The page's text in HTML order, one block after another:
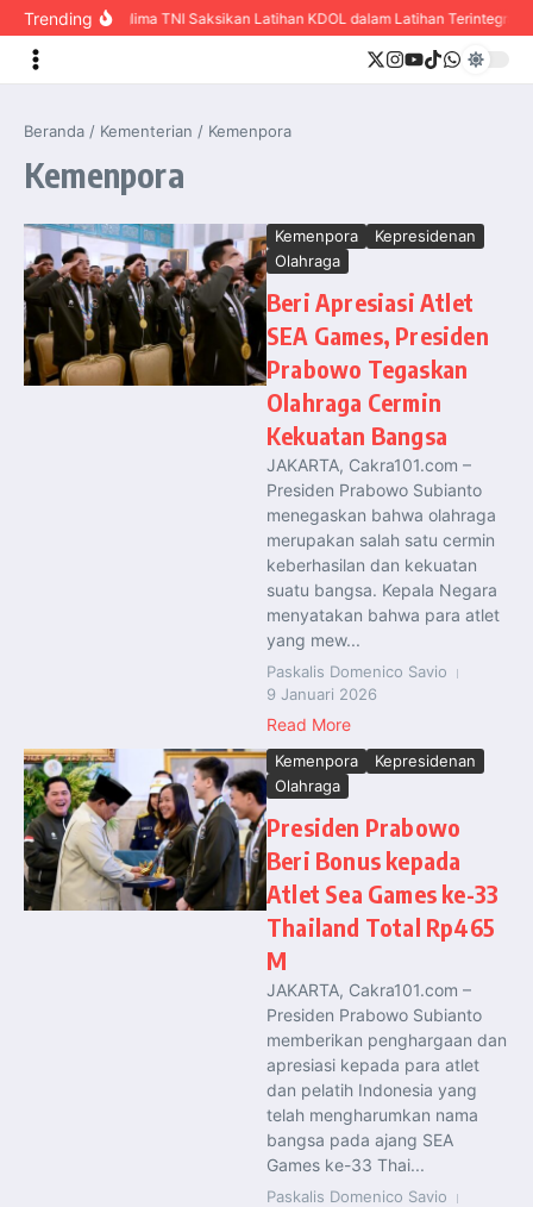
content
TrendingPanglima TNI Saksikan Latihan KDOL dalam Latihan Terintegrasi
Beranda / Kementerian / Kemenpora
Kemenpora
Kemenpora
Kepresidenan
Olahraga
Beri Apresiasi Atlet
SEA Games, Presiden
Prabowo Tegaskan
Olahraga Cermin
Kekuatan Bangsa
JAKARTA, Cakra101.com –
Presiden Prabowo Subianto
menegaskan bahwa olahraga
merupakan salah satu cermin
keberhasilan dan kekuatan
suatu bangsa. Kepala Negara
menyatakan bahwa para atlet
yang mew...
Paskalis Domenico Savio
9 Januari 2026
Read More
Kemenpora
Kepresidenan
Olahraga
Presiden Prabowo
Beri Bonus kepada
Atlet Sea Games ke-33
Thailand Total Rp465
M
JAKARTA, Cakra101.com –
Presiden Prabowo Subianto
memberikan penghargaan dan
apresiasi kepada para atlet
dan pelatih Indonesia yang
telah mengharumkan nama
bangsa pada ajang SEA
Games ke-33 Thai...
Paskalis Domenico Savio